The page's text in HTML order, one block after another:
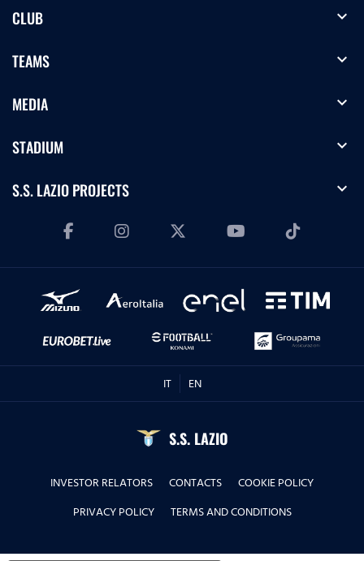
20.12.23
Con Luca Sighinolfi
Con Riccardo Budoni
Con Simonetta Valle
20.10.23
Con Arturo Mariani
Con Roberto De Cosmi
CLUB expand_more
TEAMS expand_more
MEDIA expand_more
STADIUM expand_more
S.S. LAZIO PROJECTS expand_more
IT EN
S.S. LAZIO
INVESTOR RELATORS CONTACTS
COOKIE POLICY
PRIVACY POLICY
TERMS AND CONDITIONS